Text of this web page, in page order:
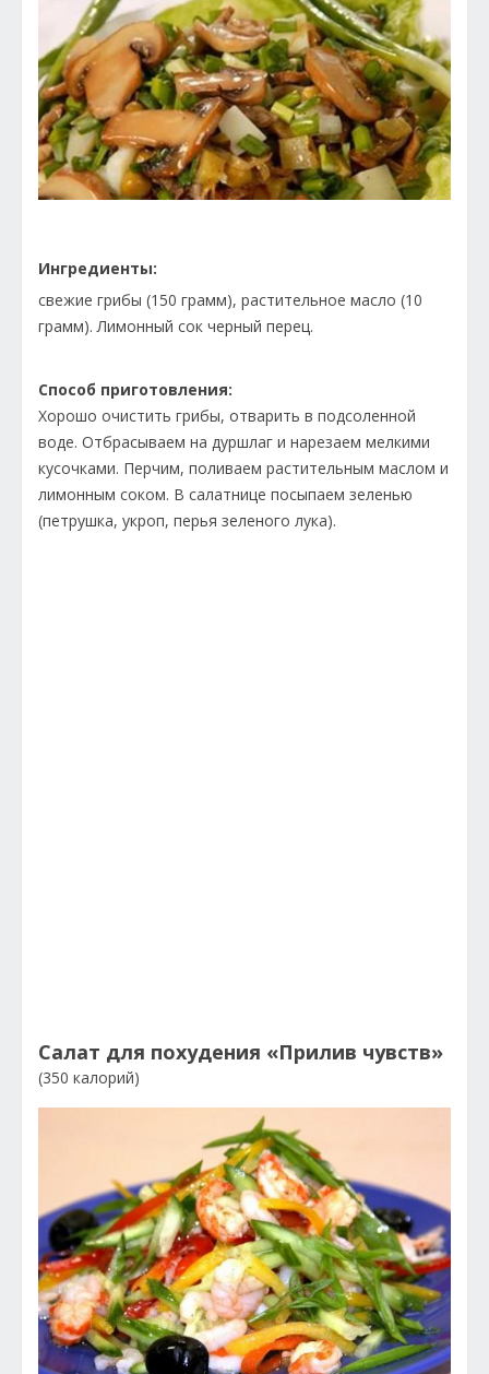
Ингредиенты:
свежие грибы (150 грамм), растительное масло (10
грамм). Лимонный сок черный перец.
Способ приготовления:
Хорошо очистить грибы, отварить в подсоленной
воде. Отбрасываем на дуршлаг и нарезаем мелкими
кусочками. Перчим, поливаем растительным маслом и
лимонным соком. В салатнице посыпаем зеленью
(петрушка, укроп, перья зеленого лука).
Салат для похудения «Прилив чувств»
(350 калорий)